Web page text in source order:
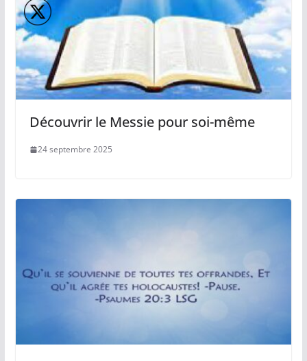
Découvrir le Messie pour soi-même
24 septembre 2025